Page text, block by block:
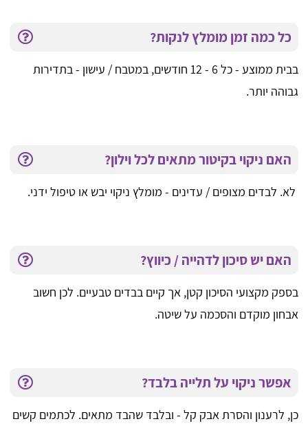
כל כמה זמן מומלץ לנקות?
בבית ממוצע - כל 6 - 12 חודשים, במטבח / עישון - בתדירות
גבוהה יותר.
האם ניקוי בקיטור מתאים לכל וילון?
לא. לבדים מצופים / עדינים - מומלץ ניקוי יבש או טיפול ידני.
האם יש סיכון לדהייה / כיווץ?
בספק מקצועי הסיכון קטן, אך קיים בבדים טבעיים. לכן חשוב
אבחון מוקדם והסכמה על שיטה.
אפשר ניקוי על תלייה בלבד?
כן, לרענון והסרת אבק קל - ובלבד שהבד מתאים. לכתמים קשים